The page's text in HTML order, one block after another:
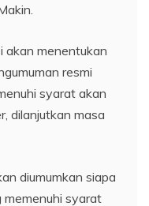
akan menentukan
resmi
syarat akan
dilanjutkan masa
diumumkan siapa
syarat